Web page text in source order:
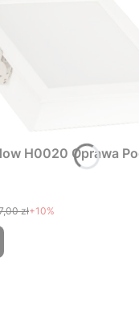
H0020 Oprawa
zł+10%